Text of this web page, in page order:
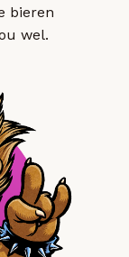
bieren
wel.